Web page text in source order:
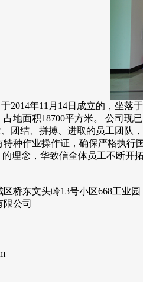
年11月14日成立的，坐落
地面积18700平方米。 公司现
结、拼搏、进取的员工团队，
种作业操作证，确保严格执行
念，华致信全体员工不断开
桥东文头岭13号小区668工业园
限公司